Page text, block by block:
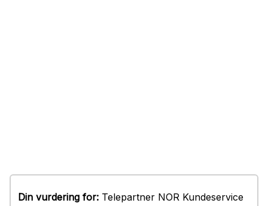
Din vurdering for: Telepartner NOR Kundeservice